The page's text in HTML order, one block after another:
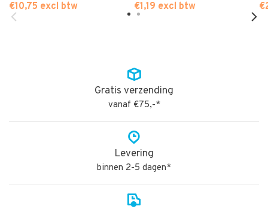
€10,75 excl btw €1,19 excl btw
Gratis verzending
vanaf €75,-*
Levering
binnen 2-5 dagen*